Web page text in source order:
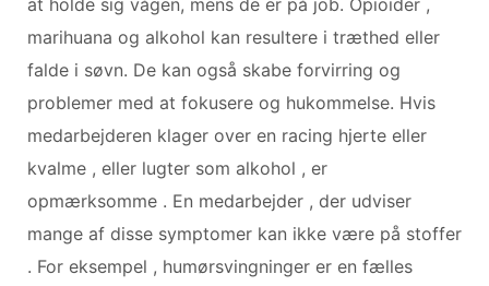
marihuana og alkohol kan resultere i træthed eller
falde i søvn. De kan også skabe forvirring og
problemer med at fokusere og hukommelse. Hvis
medarbejderen klager over en racing hjerte eller
kvalme , eller lugter som alkohol , er
opmærksomme . En medarbejder , der udviser
mange af disse symptomer kan ikke være på stoffer
. For eksempel , humørsvingninger er en fælles